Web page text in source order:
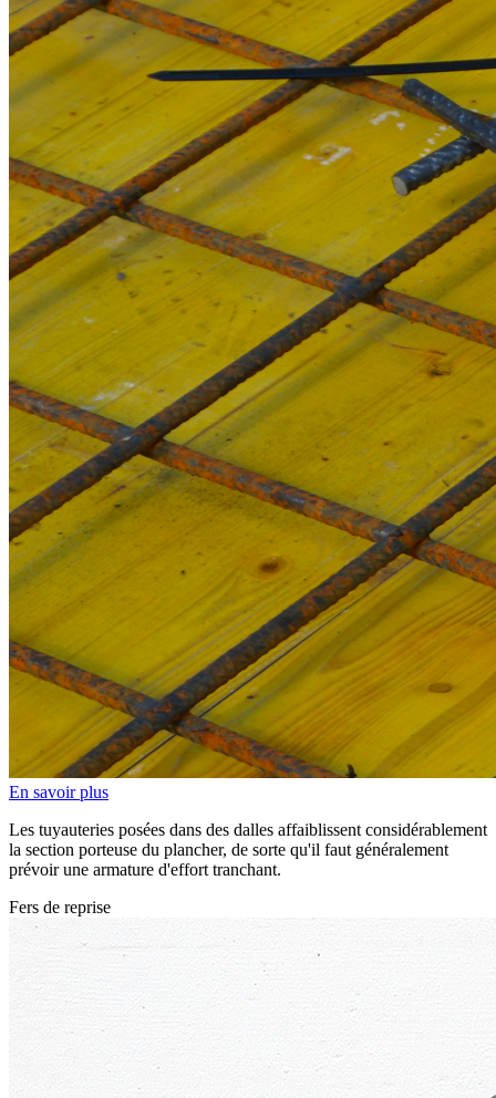
En savoir plus
Les tuyauteries posées dans des dalles affaiblissent considérablement
la section porteuse du plancher, de sorte qu'il faut généralement
prévoir une armature d'effort tranchant.
Fers de reprise